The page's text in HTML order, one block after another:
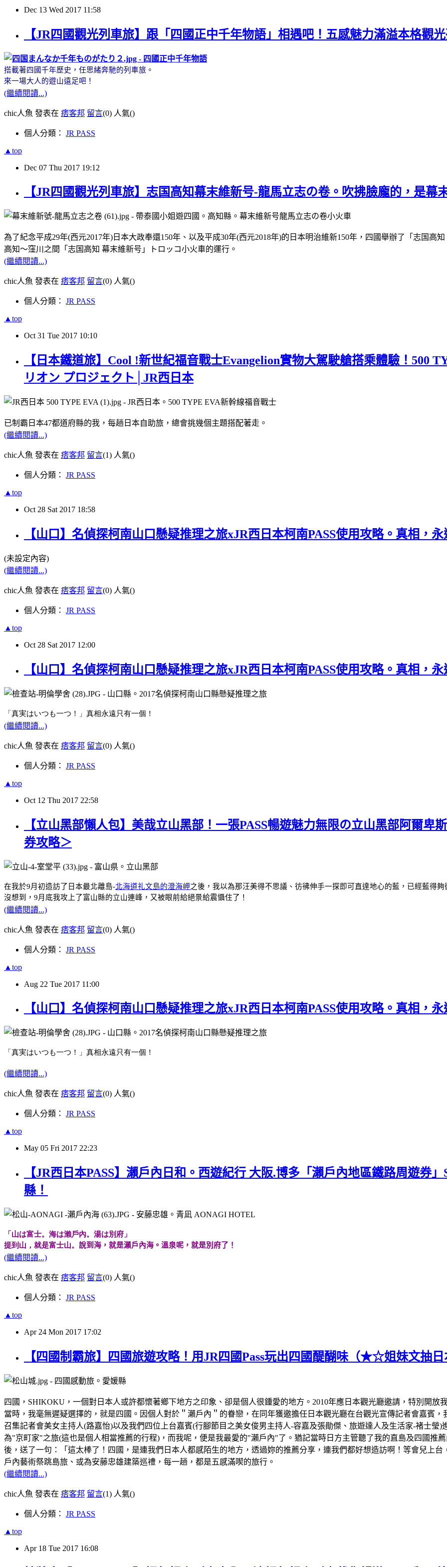
Dec 13 Wed 2017 11:58
【JR四國觀光列車旅】跟「四國正中千年物語」相遇吧！五感魅力滿溢本格觀光
搭載著四國千年歷史，任思緒奔馳的列車旅。
來一場大人的遊山遠足吧！
(繼續閱讀...)
chic人魚 發表在 痞客邦 留言(0) 人氣()
個人分類： JR PASS
▲top
Dec 07 Thu 2017 19:12
【JR四國觀光列車旅】志国高知幕末維新号-龍馬立志の卷。吹拂臉龐的，是幕
為了紀念平成29年(西元2017年)日本大政奉還150年、以及平成30年(西元2018年)的日本明治維新150年，四國舉辦了「志国高
高知～窪川之間「志国高知 幕末維新号」トロッコ小火車的運行。
(繼續閱讀...)
chic人魚 發表在 痞客邦 留言(0) 人氣()
個人分類： JR PASS
▲top
Oct 31 Tue 2017 10:10
【日本鐵道旅】Cool !新世紀福音戰士Evangelion實物大駕駛艙搭乘體驗！500
リオン プロジェクト│JR西日本
已制霸日本47都道府縣的我，每趟日本自助旅，總會挑幾個主題搭配著走。
(繼續閱讀...)
chic人魚 發表在 痞客邦 留言(1) 人氣()
個人分類： JR PASS
▲top
Oct 28 Sat 2017 18:58
【山口】名偵探柯南山口懸疑推理之旅xJR西日本柯南PASS使用攻略。真相，永
(未設定內容)
(繼續閱讀...)
chic人魚 發表在 痞客邦 留言(0) 人氣()
個人分類： JR PASS
▲top
Oct 28 Sat 2017 12:00
【山口】名偵探柯南山口懸疑推理之旅xJR西日本柯南PASS使用攻略。真相，永
「真実はいつも一つ！」 真相永遠只有一個！
(繼續閱讀...)
chic人魚 發表在 痞客邦 留言(0) 人氣()
個人分類： JR PASS
▲top
Oct 12 Thu 2017 22:58
【立山黑部懶人包】美哉立山黑部！一張PASS暢遊魅力無限の立山黑部阿爾卑
券攻略＞
在我於9月初造訪了日本最北離島-北海道礼文島的澄海岬之後，我以為那汪美得不思議、彷彿伸手一探即可直達地心的藍，已經藍得夠
沒想到， 9月底我攻上了富山縣的立山連峰，又被眼前給絕景給震懾住了！
(繼續閱讀...)
chic人魚 發表在 痞客邦 留言(0) 人氣()
個人分類： JR PASS
▲top
Aug 22 Tue 2017 11:00
【山口】名偵探柯南山口懸疑推理之旅xJR西日本柯南PASS使用攻略。真相，永
「真実はいつも一つ！」 真相永遠只有一個！
(繼續閱讀...)
chic人魚 發表在 痞客邦 留言(0) 人氣()
個人分類： JR PASS
▲top
May 05 Fri 2017 22:23
【JR西日本PASS】瀨戶內日和。西遊紀行 大阪.博多「瀨戶內地區鐵路周遊券
縣！
「山は富士。海は瀨戶內。湯は別府」
提到山，就是富士山。 說到海，就是瀨戶內海。溫泉呢，就是別府了！
(繼續閱讀...)
chic人魚 發表在 痞客邦 留言(0) 人氣()
個人分類： JR PASS
▲top
Apr 24 Mon 2017 17:02
【四國制霸旅】四國旅遊攻略！用JR四國Pass玩出四國醍醐味（★☆姐妹文抽
四國， SHIKOKU ，一個對日本人或許都懷著鄉下地方之印象、卻是個人很鍾愛的地方。 2010年應日本觀光廳邀請，特別開放
當時，我毫無遲疑選擇的，就是四國。因個人對於＂瀨戶內＂的眷戀，在同年獲邀擔任日本觀光廳在台觀光宣傳記者會嘉賓
召集記者會美女主持人(路嘉怡)以及我們四位上台嘉賓(行腳節目之美女俊男主持人-容嘉及張勛傑、旅遊達人及生活家-褚士瑩)
為"京町家"之旅(這也是個人相當推薦的行程) ，而我呢，便是我最愛的"瀨戶內"了。猶記當時日方主管聽了我的直島及四國推
後，送了一句：「這太棒了！四國，是連我們日本人都感陌生的地方，透過妳的推薦分享，連我們都好想造訪啊！等會兒上
戶內藝術祭跳島旅、或為安藤忠雄建築巡禮，每一趟，都是五感滿喫的旅行。
(繼續閱讀...)
chic人魚 發表在 痞客邦 留言(1) 人氣()
個人分類： JR PASS
▲top
Apr 18 Tue 2017 16:08